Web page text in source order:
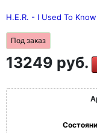
H.E.R. - I Used To
Под заказ
13249 руб.